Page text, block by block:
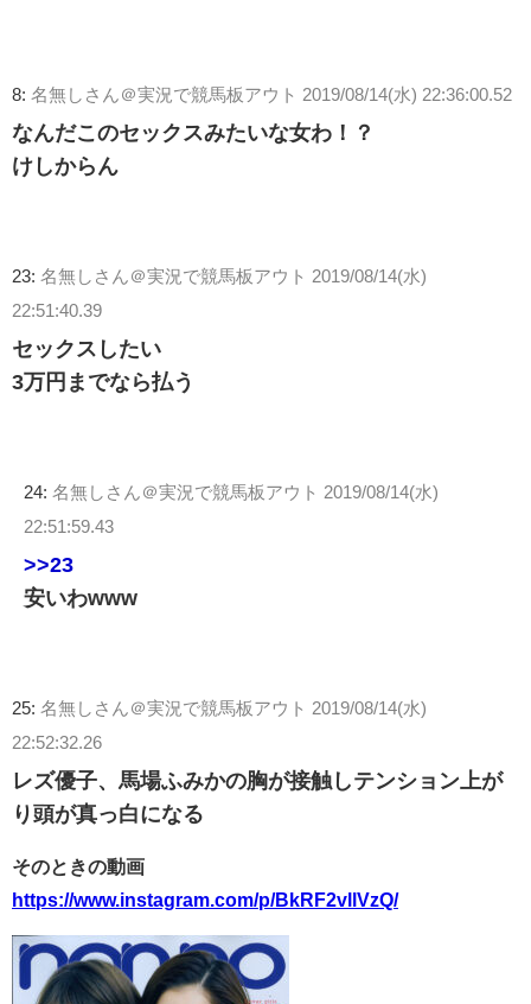
8: 名無しさん＠実況で競馬板アウト 2019/08/14(水) 22:36:00.52
なんだこのセックスみたいな女わ！？
けしからん
23: 名無しさん＠実況で競馬板アウト 2019/08/14(水)
22:51:40.39
セックスしたい
3万円までなら払う
24: 名無しさん＠実況で競馬板アウト 2019/08/14(水)
22:51:59.43
>>23
安いわwww
25: 名無しさん＠実況で競馬板アウト 2019/08/14(水)
22:52:32.26
レズ優子、馬場ふみかの胸が接触しテンション上が
り頭が真っ白になる
そのときの動画
https://www.instagram.com/p/BkRF2vllVzQ/